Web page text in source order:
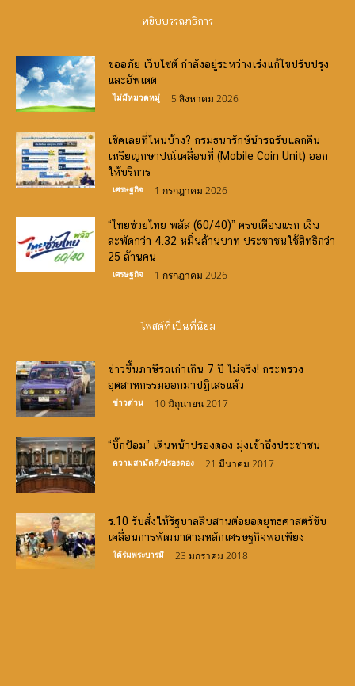
หยิบบรรณาธิการ
ขออภัย เว็บไซต์ กำลังอยู่ระหว่างเร่งแก้ไขปรับปรุง
และอัพเดต
ไม่มีหมวดหมู่ 5 สิงหาคม 2026
เช็คเลยที่ไหนบ้าง? กรมธนารักษ์นำรถรับแลกคืน
เหรียญกษาปณ์เคลื่อนที่ (Mobile Coin Unit) ออก
ให้บริการ
เศรษฐกิจ 1 กรกฎาคม 2026
“ไทยช่วยไทย พลัส (60/40)” ครบเดือนแรก เงิน
สะพัดกว่า 4.32 หมื่นล้านบาท ประชาชนใช้สิทธิกว่า
25 ล้านคน
เศรษฐกิจ 1 กรกฎาคม 2026
โพสต์ที่เป็นที่นิยม
ข่าวขึ้นภาษีรถเก่าเกิน 7 ปี ไม่จริง! กระทรวง
อุตสาหกรรมออกมาปฏิเสธแล้ว
ข่าวด่วน 10 มิถุนายน 2017
“บิ๊กป้อม” เดินหน้าปรองดอง มุ่งเข้าถึงประชาชน
ความสามัคคี/ปรองดอง 21 มีนาคม 2017
ร.10 รับสั่งให้รัฐบาลสืบสานต่อยอดยุทธศาสตร์ขับ
เคลื่อนการพัฒนาตามหลักเศรษฐกิจพอเพียง
ใต้ร่มพระบารมี 23 มกราคม 2018